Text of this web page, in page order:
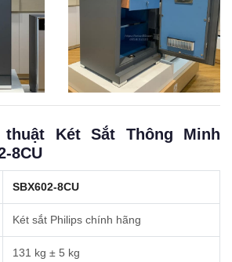
Két Sắt Thông Minh
8CU
SBX602-8CU
Két sắt Philips chính hãng
131 kg ± 5 kg